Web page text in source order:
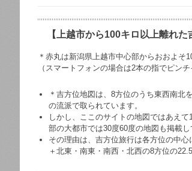
【上越市から100キロ以上離れた
＊赤丸は新潟県上越市中心部からおおよそ
（スマートフォンの場合は2本の指でピンチ
＊吉方位地図は、8方位のうち東西南北
の流派で取られています。
しかし、ここのサイトの地図ではあえ
部の大都市では30度60度の地図も掲載し
その理由は、吉方位旅行は各方位の中
＋北東・南東・南西・北西の8方位の